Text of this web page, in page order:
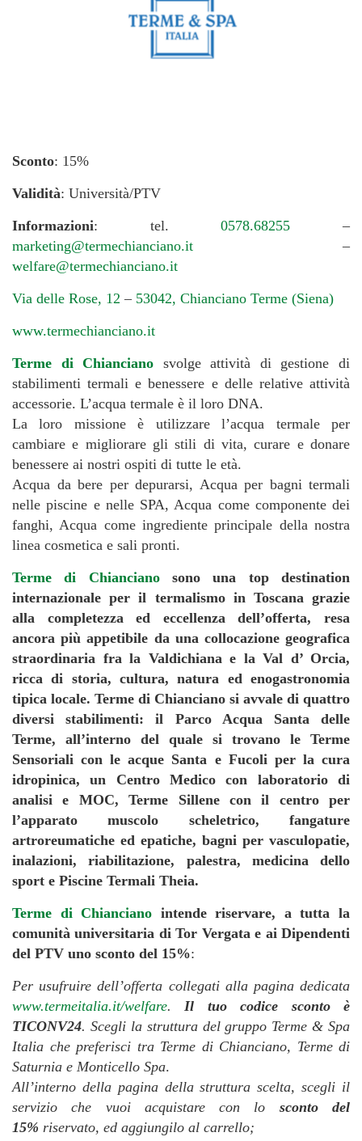
Sconto: 15%
Validità: Università/PTV
Informazioni: tel. 0578.68255 –
marketing@termechianciano.it –
welfare@termechianciano.it
Via delle Rose, 12 – 53042, Chianciano Terme (Siena)
www.termechianciano.it
Terme di Chianciano svolge attività di gestione di
stabilimenti termali e benessere e delle relative attività
accessorie. L’acqua termale è il loro DNA.
La loro missione è utilizzare l’acqua termale per
cambiare e migliorare gli stili di vita, curare e donare
benessere ai nostri ospiti di tutte le età.
Acqua da bere per depurarsi, Acqua per bagni termali
nelle piscine e nelle SPA, Acqua come componente dei
fanghi, Acqua come ingrediente principale della nostra
linea cosmetica e sali pronti.
Terme di Chianciano
sono una top destination
internazionale per il termalismo in Toscana grazie
alla completezza ed eccellenza dell’offerta, resa
ancora più appetibile da una collocazione geografica
straordinaria fra la Valdichiana e la Val d’ Orcia,
ricca di storia, cultura, natura ed enogastronomia
tipica locale. Terme di Chianciano si avvale di quattro
diversi stabilimenti: il Parco Acqua Santa delle
Terme, all’interno del quale si trovano le Terme
Sensoriali con le acque Santa e Fucoli per la cura
idropinica, un Centro Medico con laboratorio di
analisi e MOC, Terme Sillene con il centro per
l’apparato muscolo scheletrico, fangature
artroreumatiche ed epatiche, bagni per vasculopatie,
inalazioni, riabilitazione, palestra, medicina dello
sport e Piscine Termali Theia.
Terme di Chianciano intende riservare, a tutta la
comunità universitaria di Tor Vergata e ai Dipendenti
del PTV uno sconto del 15%:
Per usufruire dell’offerta collegati alla pagina dedicata
www.termeitalia.it/welfare. Il tuo codice sconto è
TICONV24. Scegli la struttura del gruppo Terme & Spa
Italia che preferisci tra Terme di Chianciano, Terme di
Saturnia e Monticello Spa.
All’interno della pagina della struttura scelta, scegli il
servizio che vuoi acquistare con lo sconto del
15% riservato, ed aggiungilo al carrello;